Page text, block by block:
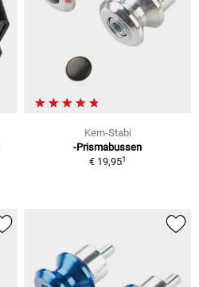
Kern-Stabi
-Prismabussen
€ 19,951